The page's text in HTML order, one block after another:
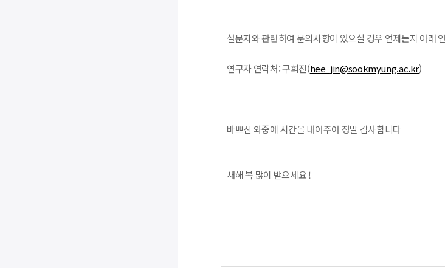
설문지와 관련하여 문의사항이 있으실 경우 언제든지 아래
연구자 연락처: 구희진(hee_jin@sookmyung.ac.kr)
바쁘신 와중에 시간을 내어주어 정말 감사합니다
새해 복 많이 받으세요 !